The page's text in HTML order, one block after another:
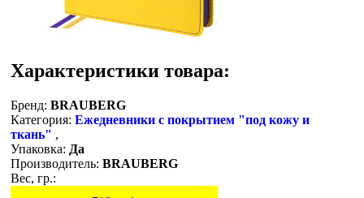
Характеристики товара:
Бренд: BRAUBERG
Категория: Ежедневники с покрытием "под кожу и
ткань" ,
Упаковка: Да
Производитель: BRAUBERG
Вес, гр.: